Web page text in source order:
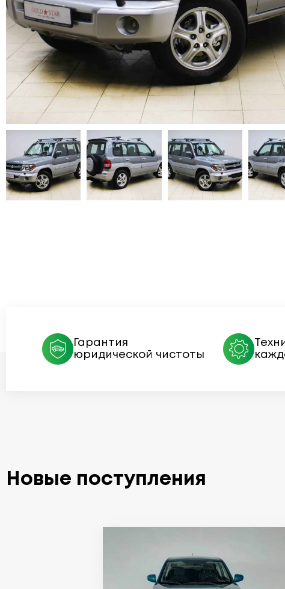
Гарантия
юридической чистоты
Новые поступления